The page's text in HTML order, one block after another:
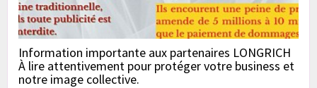
Information importante aux partenaires LONGRICH
À lire attentivement pour protéger votre business et
notre image collective.